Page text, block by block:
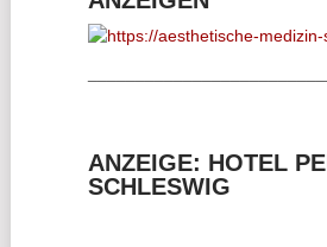
ANZEIGE: HOTEL
SCHLESWIG